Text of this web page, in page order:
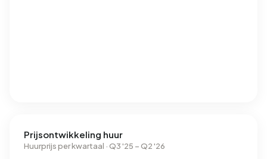
Prijsontwikkeling huur
Huurprijs per kwartaal · Q3 '25 – Q2 '26